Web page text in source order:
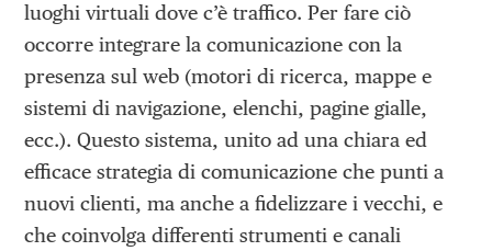
luoghi virtuali dove c’è traffico. Per fare ciò
occorre integrare la comunicazione con la
presenza sul web (motori di ricerca, mappe e
sistemi di navigazione, elenchi, pagine gialle,
ecc.). Questo sistema, unito ad una chiara ed
efficace strategia di comunicazione che punti a
nuovi clienti, ma anche a fidelizzare i vecchi, e
che coinvolga differenti strumenti e canali